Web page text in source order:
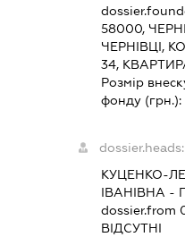
58000,
ЧЕРНІВЦІ,
34,
Розмір
фонду (грн.):
dossier.heads:
КУЦЕНКО-
ІВАНІВНА -
dossier.from
ВІДСУТНІ